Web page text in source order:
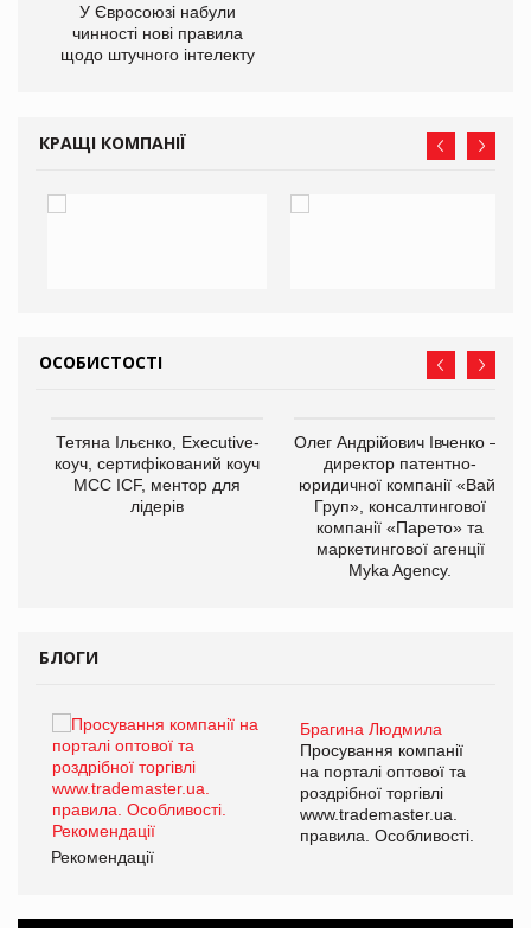
У Євросоюзі набули
чинності нові правила
щодо штучного інтелекту
КРАЩІ КОМПАНІЇ
ОСОБИСТОСТІ
Тетяна Ільєнко, Executive-
коуч, сертифікований коуч
МСС ICF, ментор для
лідерів
Олег Андрійович Івченко —
директор патентно-
юридичної компанії «Вайз
Груп», консалтингової
компанії «Парето» та
маркетингової агенції
Myka Agency.
БЛОГИ
Брагина Людмила
Просування компанії
на порталі оптової та
роздрібної торгівлі
www.trademaster.ua.
правила. Особливості.
Рекомендації